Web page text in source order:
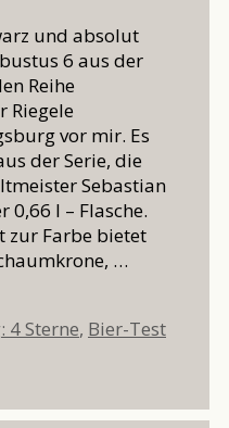
und absolut
6 aus der
Reihe
Riegele
vor mir. Es
der Serie, die
Sebastian
0,66 l – Flasche.
zur Farbe bietet
…
4 Sterne, Bier-Test